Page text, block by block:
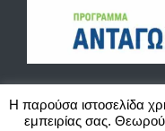
©2020 Blackbird Cash and Carry
Η παρούσα ιστοσελίδα
εμπειρίας σας.